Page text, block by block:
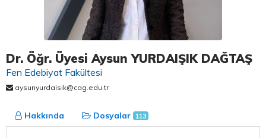
Dr. Öğr. Üyesi Aysun YURDAIŞIK DAĞTAŞ
Fen Edebiyat Fakültesi
aysunyurdaisik@cag.edu.tr
Hakkında Dosyalar 113